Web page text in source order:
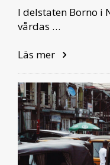
I delstaten Borno i
vårdas …
Läs mer